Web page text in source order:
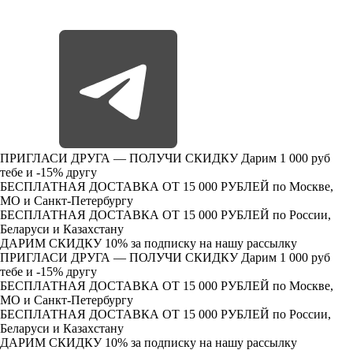
ПРИГЛАСИ ДРУГА — ПОЛУЧИ СКИДКУ Дарим 1 000 руб
тебе и -15% другу
БЕСПЛАТНАЯ ДОСТАВКА ОТ 15 000 РУБЛЕЙ по Москве,
МО и Санкт-Петербургу
БЕСПЛАТНАЯ ДОСТАВКА ОТ 15 000 РУБЛЕЙ по России,
Беларуси и Казахстану
ДАРИМ СКИДКУ 10% за подписку на нашу рассылку
ПРИГЛАСИ ДРУГА — ПОЛУЧИ СКИДКУ Дарим 1 000 руб
тебе и -15% другу
БЕСПЛАТНАЯ ДОСТАВКА ОТ 15 000 РУБЛЕЙ по Москве,
МО и Санкт-Петербургу
БЕСПЛАТНАЯ ДОСТАВКА ОТ 15 000 РУБЛЕЙ по России,
Беларуси и Казахстану
ДАРИМ СКИДКУ 10% за подписку на нашу рассылку